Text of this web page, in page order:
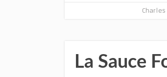
Charles
La Sauce